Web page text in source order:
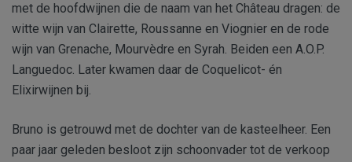
met de hoofdwijnen die de naam van het Château dragen: de
witte wijn van Clairette, Roussanne en Viognier en de rode
wijn van Grenache, Mourvèdre en Syrah. Beiden een A.O.P.
Languedoc. Later kwamen daar de Coquelicot- én
Elixirwijnen bij.
Bruno is getrouwd met de dochter van de kasteelheer. Een
paar jaar geleden besloot zijn schoonvader tot de verkoop